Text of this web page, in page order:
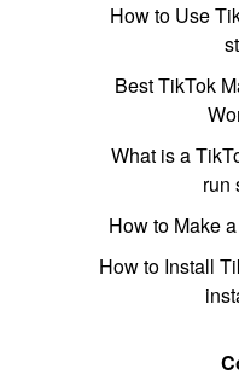
How to Use
Best TikTok
What is a
run
How to Make
How to Install